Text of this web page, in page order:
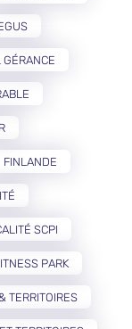
GÉRANCE
FINLANDE
SCPI
PARK
TERRITOIRES